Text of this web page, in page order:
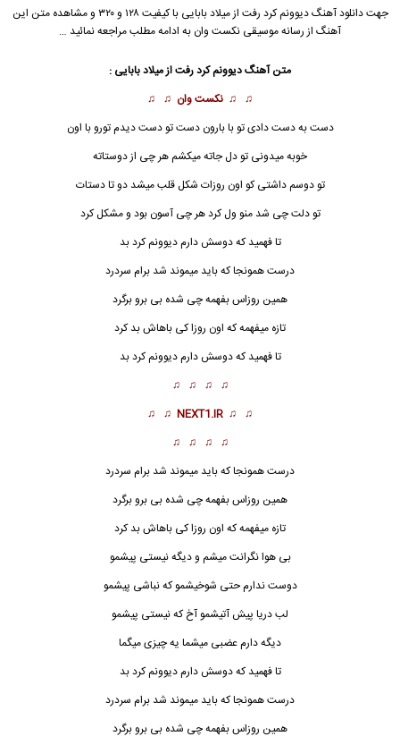
جهت دانلود آهنگ دیوونم کرد رفت ازمیلاد بابایی
با کیفیت ۱۲۸ و ۳۲۰ و مشاهده متن این
آهنگ از رسانه موسیقی نکست وان به ادامه مطلب مراجعه نمائید …
متن آهنگ دیوونم کرد رفت ازمیلاد بابایی :
♫ ♫ نکست وان ♫ ♫
دست به دست دادی تو با بارون دست تو دست دیدم تورو با اون
خوبه میدونی تو دل جاته میکشم هر چی از دوستاته
تو دوسم داشتی کو اون روزات شکل قلب میشد دو تا دستات
تو دلت چی شد منو ول کرد هر چی آسون بود و مشکل کرد
تا فهمید که دوسش دارم دیوونم کرد بد
درست همونجا که باید میموند شد برام سردرد
همین روزاس بفهمه چی شده بی برو برگرد
تازه میفهمه که اون روزا کی باهاش بد کرد
تا فهمید که دوسش دارم دیوونم کرد بد
♫ ♫ ♫ ♫
♫ ♫
NEXT1.IR
♫ ♫
♫ ♫ ♫ ♫
درست همونجا که باید میموند شد برام سردرد
همین روزاس بفهمه چی شده بی برو برگرد
تازه میفهمه که اون روزا کی باهاش بد کرد
بی هوا نگرانت میشم و دیگه نیستی پیشمو
دوست ندارم حتی شوخیشمو که نباشی پیشمو
لب دریا پیش آتیشمو آخ که نیستی پیشمو
دیگه دارم عضبی میشما یه چیزی میگما
تا فهمید که دوسش دارم دیوونم کرد بد
درست همونجا که باید میموند شد برام سردرد
همین روزاس بفهمه چی شده بی برو برگرد